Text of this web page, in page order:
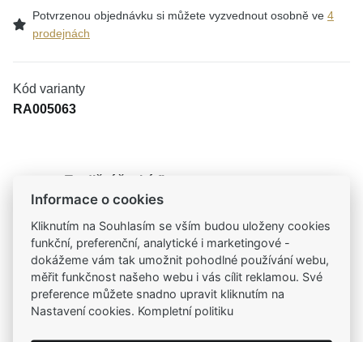
Potvrzenou objednávku si můžete vyzvednout osobně ve 4
prodejnách
Kód varianty
RA005063
Tradiční česká firma
Už od roku 2001 jsme součástí vašich příběhů
Široký výběr produktů
Na našem e-shopu máte výběr z tisíců šperků
Garance vysoké kvality
Informace o cookies
Kliknutím na Souhlasím se vším budou uloženy cookies
funkční, preferenční, analytické i marketingové -
dokážeme vám tak umožnit pohodlné používání webu,
měřit funkčnost našeho webu i vás cílit reklamou. Své
preference můžete snadno upravit kliknutím na
Nastavení cookies. Kompletní politiku